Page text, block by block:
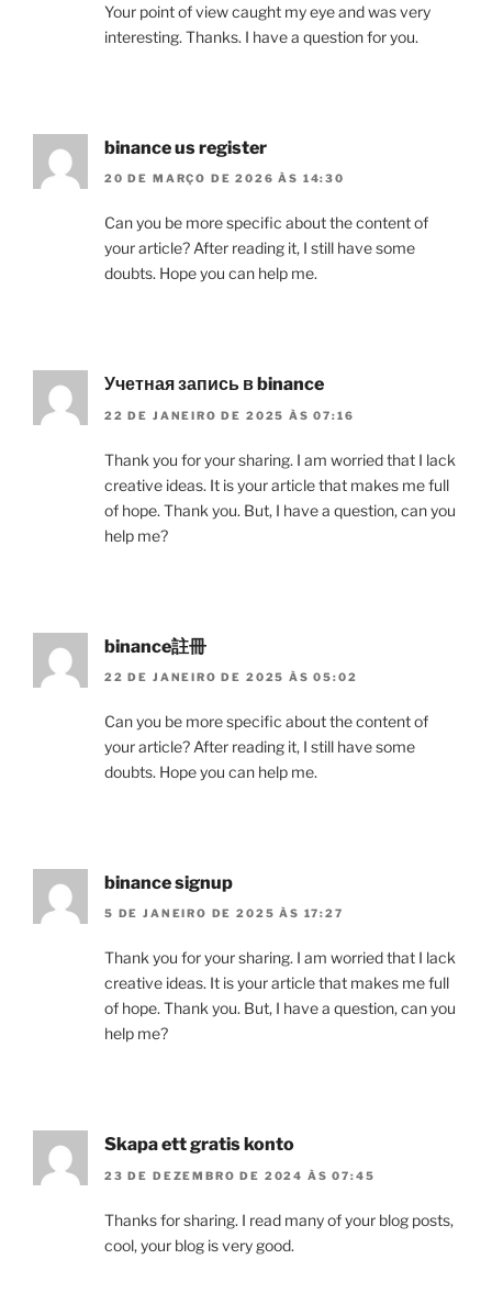
Your point of view caught my eye and was very
interesting. Thanks. I have a question for you.
binance us register
20 DE MARÇO DE 2026 ÀS 14:30
Can you be more specific about the content of
your article? After reading it, I still have some
doubts. Hope you can help me.
Учетная запись в binance
22 DE JANEIRO DE 2025 ÀS 07:16
Thank you for your sharing. I am worried that I lack
creative ideas. It is your article that makes me full
of hope. Thank you. But, I have a question, can you
help me?
binance註冊
22 DE JANEIRO DE 2025 ÀS 05:02
Can you be more specific about the content of
your article? After reading it, I still have some
doubts. Hope you can help me.
binance signup
5 DE JANEIRO DE 2025 ÀS 17:27
Thank you for your sharing. I am worried that I lack
creative ideas. It is your article that makes me full
of hope. Thank you. But, I have a question, can you
help me?
Skapa ett gratis konto
23 DE DEZEMBRO DE 2024 ÀS 07:45
Thanks for sharing. I read many of your blog posts,
cool, your blog is very good.